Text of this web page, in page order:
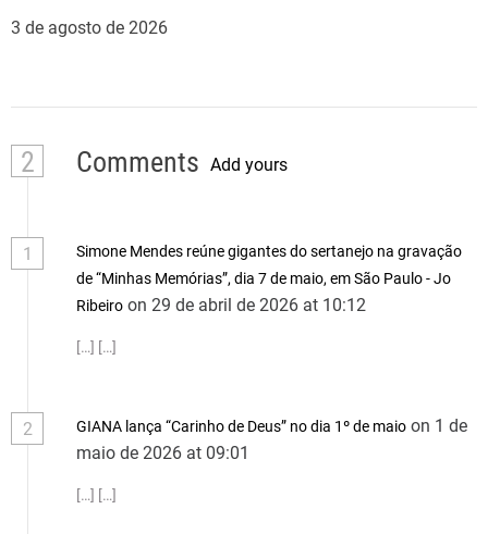
3 de agosto de 2026
2 Comments Add yours
1
Simone Mendes reúne gigantes do sertanejo na gravação
de “Minhas Memórias”, dia 7 de maio, em São Paulo - Jo
Ribeiro on 29 de abril de 2026 at 10:12
[…] […]
2 GIANA lança “Carinho de Deus” no dia 1º de maio on 1 de
maio de 2026 at 09:01
[…] […]